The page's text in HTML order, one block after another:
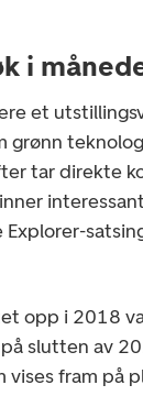
i
et
grønn
tar direkte
Explorer-
opp i 2018
på slutten av
vises fram på